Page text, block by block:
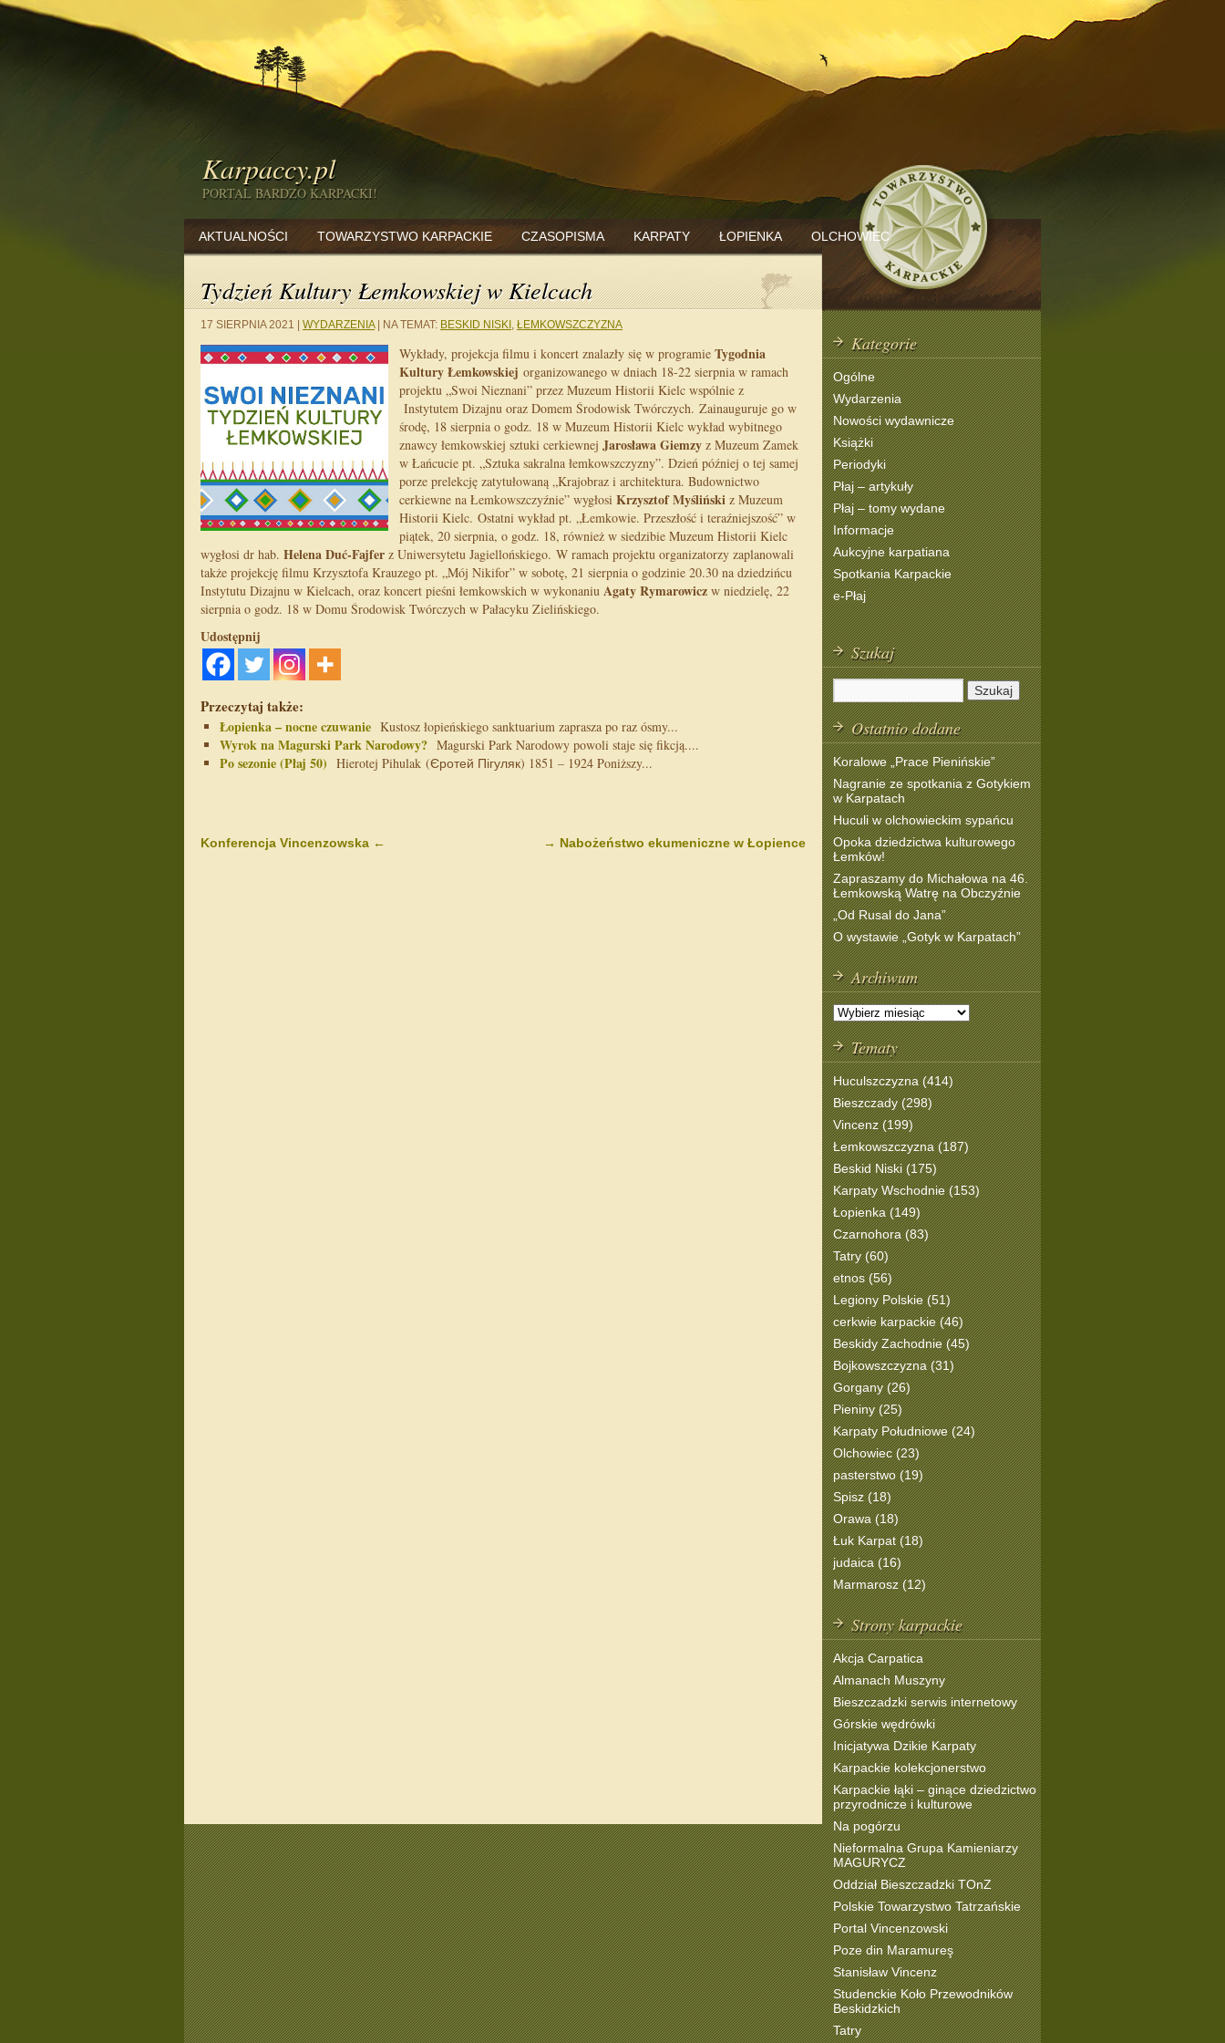
Karpaccy.pl
PORTAL BARDZO KARPACKI!
AKTUALNOŚCI TOWARZYSTWO KARPACKIE CZASOPISMA KARPATY ŁOPIENKA OLCHOWIEC
Tydzień Kultury Łemkowskiej w Kielcach
17 SIERPNIA 2021 WYDARZENIA NA TEMAT: BESKID NISKI , ŁEMKOWSZCZYZNA
Wykłady, projekcja filmu i koncert znalazły się w programie Tygodnia
Kultury Łemkowskiej organizowanego w dniach 18-22 sierpnia w ramach
projektu „Swoi Nieznani” przez Muzeum Historii Kielc wspólnie z
Instytutem Dizajnu oraz Domem Środowisk Twórczych. Zainauguruje go w
środę, 18 sierpnia o godz. 18 w Muzeum Historii Kielc wykład wybitnego
znawcy łemkowskiej sztuki cerkiewnej Jarosława Giemzy z Muzeum Zamek
w Łańcucie pt. „Sztuka sakralna łemkowszczyzny”. Dzień później o tej samej
porze prelekcję zatytułowaną „Krajobraz i architektura. Budownictwo
cerkiewne na Łemkowszczyźnie” wygłosi Krzysztof Myśliński z Muzeum
Historii Kielc. Ostatni wykład pt. „Łemkowie. Przeszłość i teraźniejszość” w
piątek, 20 sierpnia, o godz. 18, również w siedzibie Muzeum Historii Kielc
wygłosi dr hab. Helena Duć-Fajfer z Uniwersytetu Jagiellońskiego. W ramach projektu organizatorzy zaplanowali
także projekcję filmu Krzysztofa Krauzego pt. „Mój Nikifor” w sobotę, 21 sierpnia o godzinie 20.30 na dziedzińcu
Instytutu Dizajnu w Kielcach, oraz koncert pieśni łemkowskich w wykonaniu Agaty Rymarowicz w niedzielę, 22
sierpnia o godz. 18 w Domu Środowisk Twórczych w Pałacyku Zielińskiego.
Udostępnij
Przeczytaj także:
Łopienka – nocne czuwanie Kustosz łopieńskiego sanktuarium zaprasza po raz ósmy...
Wyrok na Magurski Park Narodowy? Magurski Park Narodowy powoli staje się fikcją....
Po sezonie (Płaj 50) Hierotej Pihulak (Єротей Пігуляк) 1851 – 1924 Poniższy...
→ Nabożeństwo ekumeniczne w Łopience
Konferencja Vincenzowska ←
Kategorie
Ogólne
Wydarzenia
Nowości wydawnicze
Książki
Periodyki
Płaj – artykuły
Płaj – tomy wydane
Informacje
Aukcyjne karpatiana
Spotkania Karpackie
e-Płaj
Szukaj
Ostatnio dodane
Koralowe „Prace Pienińskie”
Nagranie ze spotkania z Gotykiem
w Karpatach
Huculi w olchowieckim sypańcu
Opoka dziedzictwa kulturowego
Łemków!
Zapraszamy do Michałowa na 46.
Łemkowską Watrę na Obczyźnie
„Od Rusal do Jana”
O wystawie „Gotyk w Karpatach”
Archiwum
Tematy
Huculszczyzna (414)
Bieszczady (298)
Vincenz (199)
Łemkowszczyzna (187)
Beskid Niski (175)
Karpaty Wschodnie (153)
Łopienka (149)
Czarnohora (83)
Tatry (60)
etnos (56)
Legiony Polskie (51)
cerkwie karpackie (46)
Beskidy Zachodnie (45)
Bojkowszczyzna (31)
Gorgany (26)
Pieniny (25)
Karpaty Południowe (24)
Olchowiec (23)
pasterstwo (19)
Spisz (18)
Orawa (18)
Łuk Karpat (18)
judaica (16)
Marmarosz (12)
Strony karpackie
Akcja Carpatica
Almanach Muszyny
Bieszczadzki serwis internetowy
Górskie wędrówki
Inicjatywa Dzikie Karpaty
Karpackie kolekcjonerstwo
Karpackie łąki – ginące dziedzictwo
przyrodnicze i kulturowe
Na pogórzu
Nieformalna Grupa Kamieniarzy
MAGURYCZ
Oddział Bieszczadzki TOnZ
Polskie Towarzystwo Tatrzańskie
Portal Vincenzowski
Poze din Maramureş
Stanisław Vincenz
Studenckie Koło Przewodników
Beskidzkich
Tatry